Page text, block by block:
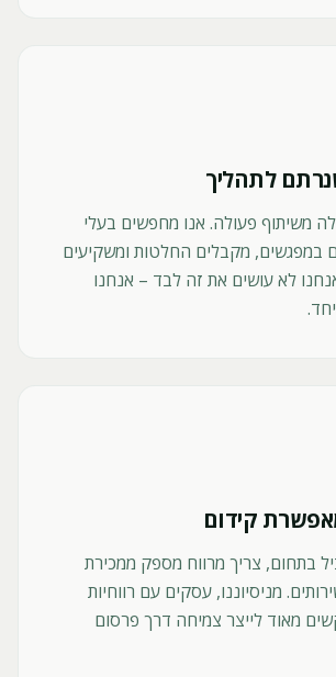
לתהליך
משיתוף פעולה. אנו מחפשים בעלי
במפגשים, מקבלים החלטות ומשקיעים
לא עושים את זה לבד – אנחנו
קידום
בתחום, צריך מרווח מספק ממכירת
מניסיוננו, עסקים עם רווחיות
מאוד לייצר צמיחה דרך פרסום